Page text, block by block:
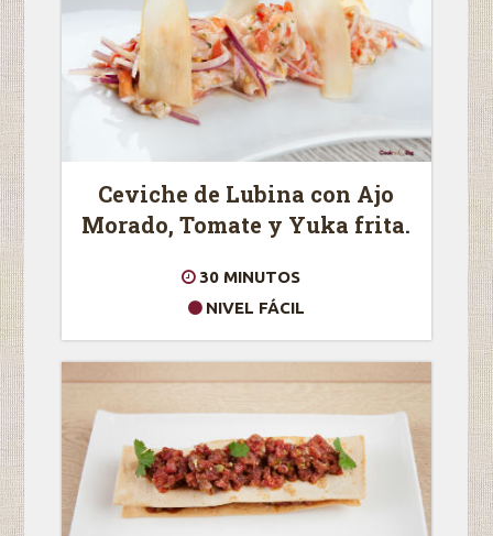
Ceviche de Lubina con Ajo
Morado, Tomate y Yuka frita.
30 MINUTOS
NIVEL FÁCIL